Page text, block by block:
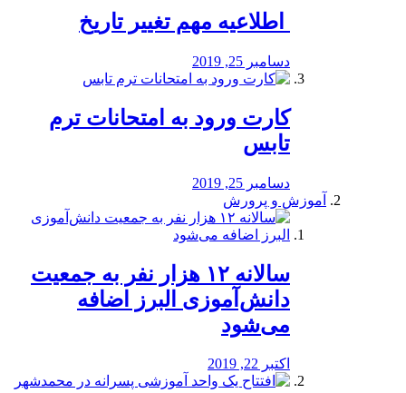
️ اطلاعیه مهم تغییر تاریخ
دسامبر 25, 2019
کارت ورود به امتحانات ترم
تابس
دسامبر 25, 2019
آموزش و پرورش
️سالانه ۱۲ هزار نفر به جمعیت
دانش‌آموزی البرز اضافه
می‌شود
اکتبر 22, 2019